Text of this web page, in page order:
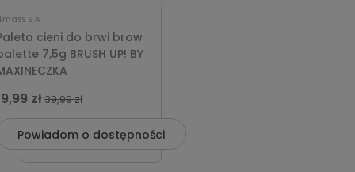
S.A
cieni do brwi brow
7,5g BRUSH UP! BY
zł39,99 zł
Powiadom o dostępności